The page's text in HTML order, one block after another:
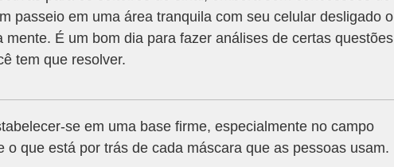
passeio em uma área tranquila com seu celular desligado o
mente. É um bom dia para fazer análises de certas questões
tem que resolver.
se em uma base firme, especialmente no campo
o que está por trás de cada máscara que as pessoas usam.